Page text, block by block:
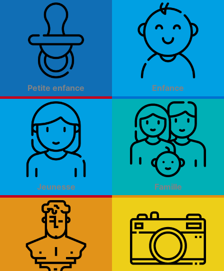
Petite enfance Enfance
Jeunesse Famille